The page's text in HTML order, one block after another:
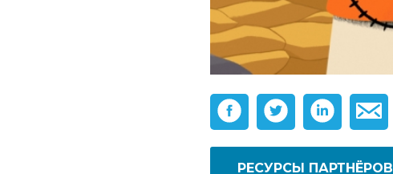
РЕСУРСЫ ПАРТНЁРОВ